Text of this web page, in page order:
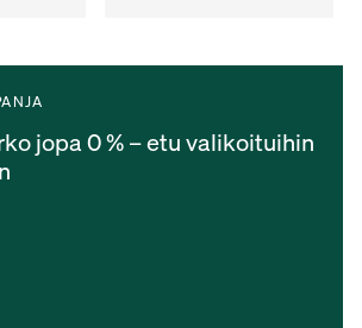
jopa 0 % – etu valikoituihin